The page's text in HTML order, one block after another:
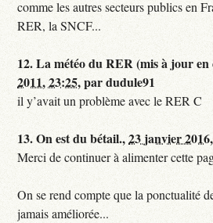
comme les autres secteurs publics en
RER, la SNCF...
12.La météo du RER (mis à jour
2011, 23:25,pardudule91
il y’avait un problème avec le RER C
13.On est du bétail.,23 janvier
Merci de continuer à alimenter cette
On se rend compte que la ponctualité
jamais améliorée...